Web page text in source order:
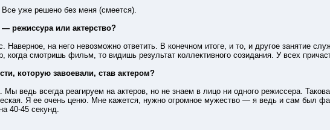
уже решено без меня (смеется).
режиссура или актерство?
Наверное, на него невозможно ответить. В конечном итоге, и то, и другое занятие
когда смотришь фильм, то видишь результат коллективного созидания. У всех
которую завоевали, став актером?
Мы ведь всегда реагируем на актеров, но не знаем в лицо ни одного режиссера.
Я ее очень ценю. Мне кажется, нужно огромное мужество — я ведь и сам был
40-45 секунд.